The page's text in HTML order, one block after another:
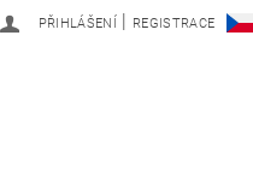
PŘIHLÁŠENÍ | REGISTRACE